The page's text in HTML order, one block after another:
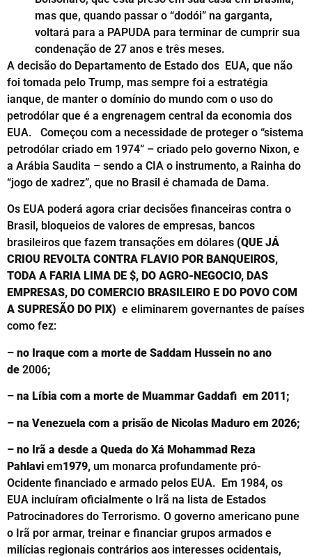
mas que, quando passar o “dodói” na garganta,
voltará para a PAPUDA para terminar de cumprir sua
condenação de 27 anos e três meses.
A decisão do Departamento de Estado dos EUA, que não
foi tomada pelo Trump, mas sempre foi a estratégia
ianque, de manter o domínio do mundo com o uso do
petrodólar que é a engrenagem central da economia dos
EUA. Começou com a necessidade de proteger o “sistema
petrodólar criado em 1974” – criado pelo governo Nixon, e
a Arábia Saudita – sendo a CIA o instrumento, a Rainha do
“jogo de xadrez”, que no Brasil é chamada de Dama.
Os EUA poderá agora criar decisões financeiras contra o
Brasil, bloqueios de valores de empresas, bancos
brasileiros que fazem transações em dólares (QUE JÁ
CRIOU REVOLTA CONTRA FLAVIO POR BANQUEIROS,
TODA A FARIA LIMA DE $, DO AGRO-NEGOCIO, DAS
EMPRESAS, DO COMERCIO BRASILEIRO E DO POVO COM
A SUPRESÃO DO PIX) e eliminarem governantes de países
como fez:
– no Iraque com a morte de Saddam Hussein no ano
de 2006;
– na Líbia com a morte de Muammar Gaddafi em 2011;
– na Venezuela com a prisão de Nicolas Maduro em 2026;
– no Irã a desde a Queda do Xá Mohammad Reza
Pahlavi em1979, um monarca profundamente pró-
Ocidente financiado e armado pelos EUA. Em 1984, os
EUA incluíram oficialmente o Irã na lista de Estados
Patrocinadores do Terrorismo. O governo americano pune
o Irã por armar, treinar e financiar grupos armados e
milícias regionais contrários aos interesses ocidentais,